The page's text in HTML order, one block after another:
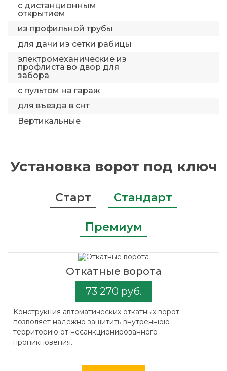
с дистанционным
открытием
из профильной трубы
для дачи из сетки рабицы
электромеханические из
профлиста во двор для
забора
с пультом на гараж
для въезда в снт
Вертикальные
Установка ворот под ключ
Старт Стандарт
Премиум
Откатные ворота
73 270 руб.
Конструкция автоматических откатных ворот
позволяет надежно защитить внутреннюю
территорию от несанкционированного
проникновения.